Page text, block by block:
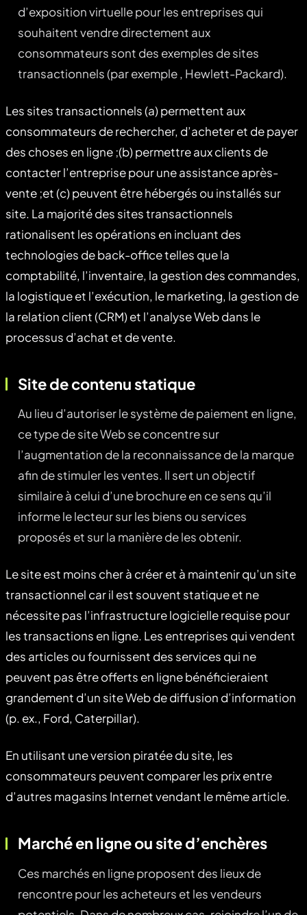
d’exposition virtuelle pour les entreprises qui
souhaitent vendre directement aux
consommateurs sont des exemples de sites
transactionnels (par exemple , Hewlett-Packard).
Les sites transactionnels (a) permettent aux
consommateurs de rechercher, d’acheter et de payer
des choses en ligne ;(b) permettre aux clients de
contacter l’entreprise pour une assistance après-
vente ;et (c) peuvent être hébergés ou installés sur
site. La majorité des sites transactionnels
rationalisent les opérations en incluant des
technologies de back-office telles que la
comptabilité, l’inventaire, la gestion des commandes,
la logistique et l’exécution, le marketing, la gestion de
la relation client (CRM) et l’analyse Web dans le
processus d’achat et de vente.
Site de contenu statique
Au lieu d’autoriser le système de paiement en ligne,
ce type de site Web se concentre sur
l’augmentation de la reconnaissance de la marque
afin de stimuler les ventes. Il sert un objectif
similaire à celui d’une brochure en ce sens qu’il
informe le lecteur sur les biens ou services
proposés et sur la manière de les obtenir.
Le site est moins cher à créer et à maintenir qu’un site
transactionnel car il est souvent statique et ne
nécessite pas l’infrastructure logicielle requise pour
les transactions en ligne. Les entreprises qui vendent
des articles ou fournissent des services qui ne
peuvent pas être offerts en ligne bénéficieraient
grandement d’un site Web de diffusion d’information
(p. ex., Ford, Caterpillar).
En utilisant une version piratée du site, les
consommateurs peuvent comparer les prix entre
d’autres magasins Internet vendant le même article.
Marché en ligne ou site d’enchères
Ces marchés en ligne proposent des lieux de
rencontre pour les acheteurs et les vendeurs